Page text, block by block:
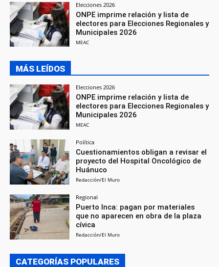
Elecciones 2026
ONPE imprime relación y lista de
electores para Elecciones Regionales y
Municipales 2026
MEAC
MÁS LEÍDOS
Elecciones 2026
ONPE imprime relación y lista de
electores para Elecciones Regionales y
Municipales 2026
MEAC
Política
Cuestionamientos obligan a revisar el
proyecto del Hospital Oncológico de
Huánuco
Redacción/El Muro
Regional
Puerto Inca: pagan por materiales
que no aparecen en obra de la plaza
cívica
Redacción/El Muro
CATEGORÍAS POPULARES